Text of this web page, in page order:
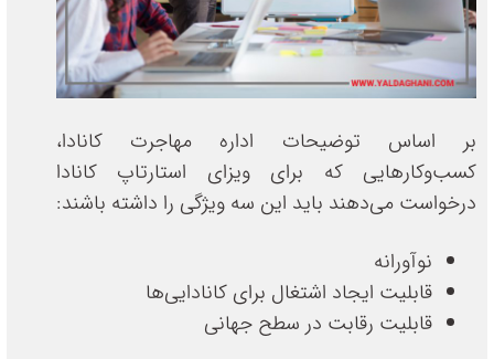
بر اساس توضیحات اداره مهاجرت کانادا،
کسب‌وکارهایی که برای ویزای استارتاپ کانادا
درخواست می‌دهند باید این سه ویژگی را داشته باشند:
نوآورانه
قابلیت ایجاد اشتغال برای کانادایی‌ها
قابلیت رقابت در سطح جهانی